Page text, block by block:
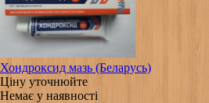
Хондроксид мазь (Беларусь)
Ціну уточнюйте
Немає у наявності